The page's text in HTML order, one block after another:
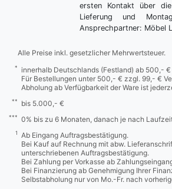
ersten Kontakt über
Lieferung und
Ansprechpartner: Möbel
Alle Preise inkl. gesetzlicher Mehrwertsteuer.
*
innerhalb Deutschlands (Festland) ab 500,-
Für Bestellungen unter 500,- € zzgl. 99,- €
Abholung ab Verfügbarkeit der Ware ist
** bis 5.000,- €
*** 0% bis zu 6 Monaten, danach je nach
1
Ab Eingang Auftragsbestätigung.
Bei Kauf auf Rechnung mit abw.
unterschriebenen Auftragsbestätigung.
Bei Zahlung per Vorkasse ab
Bei Finanzierung ab Genehmigung Ihrer
Selbstabholung nur von Mo.-Fr. nach